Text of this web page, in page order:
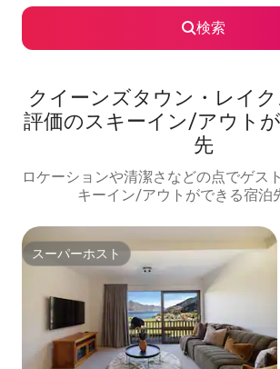
検索
クイーンズタウン・レイ
評価のスキーイン/アウト
先
ロケーションや清潔さなどの点でゲス
キーイン/アウトができる宿泊
スーパーホスト
スーパーホスト